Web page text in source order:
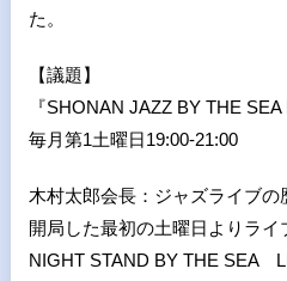
た。
【議題】
『SHONAN JAZZ BY THE SEA
毎月第1土曜日19:00-21:00
木村太郎会長：ジャズライブの
開局した最初の土曜日よりラ
NIGHT STAND BY THE SEA